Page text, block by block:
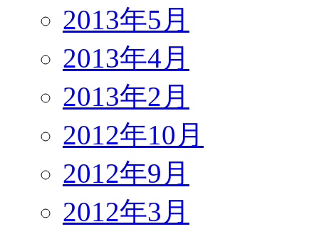
2013年5月
2013年4月
2013年2月
2012年10月
2012年9月
2012年3月